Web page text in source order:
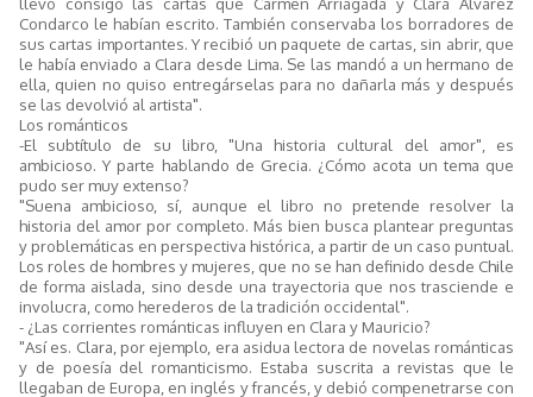
Condarco le habían escrito. También conservaba los borradores de
sus cartas importantes. Y recibió un paquete de cartas, sin abrir, que
le había enviado a Clara desde Lima. Se las mandó a un hermano de
ella, quien no quiso entregárselas para no dañarla más y después
se las devolvió al artista".
Los románticos
-El subtítulo de su libro, "Una historia cultural del amor", es
ambicioso. Y parte hablando de Grecia. ¿Cómo acota un tema que
pudo ser muy extenso?
"Suena ambicioso, sí, aunque el libro no pretende resolver la
historia del amor por completo. Más bien busca plantear preguntas
y problemáticas en perspectiva histórica, a partir de un caso puntual.
Los roles de hombres y mujeres, que no se han definido desde Chile
de forma aislada, sino desde una trayectoria que nos trasciende e
involucra, como herederos de la tradición occidental".
- ¿Las corrientes románticas influyen en Clara y Mauricio?
"Así es. Clara, por ejemplo, era asidua lectora de novelas románticas
y de poesía del romanticismo. Estaba suscrita a revistas que le
llegaban de Europa, en inglés y francés, y debió compenetrarse con